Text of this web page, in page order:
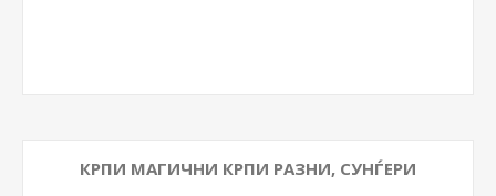
КРПИ МАГИЧНИ КРПИ РАЗНИ, СУНЃЕРИ